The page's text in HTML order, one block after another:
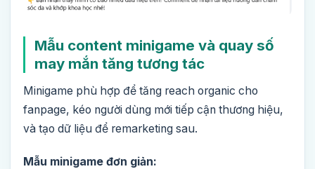
Mẫu content minigame và quay số
may mắn tăng tương tác
Minigame phù hợp để tăng reach organic cho
fanpage, kéo người dùng mới tiếp cận thương hiệu,
và tạo dữ liệu để remarketing sau.
Mẫu minigame đơn giản: